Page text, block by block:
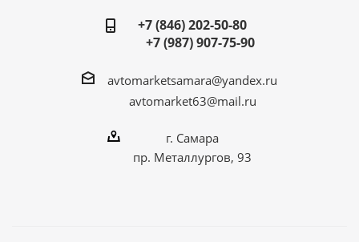
+7 (846) 202-50-80
+7 (987) 907-75-90
avtomarketsamara@yandex.ru
avtomarket63@mail.ru
г. Самара
пр. Металлургов, 93